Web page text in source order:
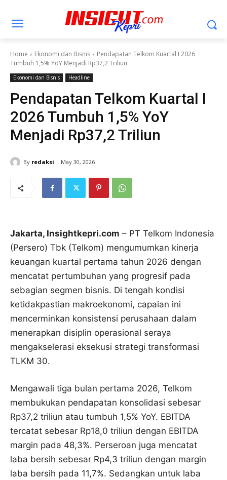
Home Ekonomi dan Bisnis
Pendapatan Telkom Kuartal I 2026
Tumbuh 1,5% YoY Menjadi Rp37,2 Triliun
Ekonomi dan Bisnis Headline
Pendapatan Telkom Kuartal I
2026 Tumbuh 1,5% YoY
Menjadi Rp37,2 Triliun
By redaksi May 30, 2026
Jakarta, Insightkepri.com – PT Telkom Indonesia
(Persero) Tbk (Telkom) mengumumkan kinerja
keuangan kuartal pertama tahun 2026 dengan
mencatat pertumbuhan yang progresif pada
sebagian segmen bisnis. Di tengah kondisi
ketidakpastian makroekonomi, capaian ini
mencerminkan konsistensi perusahaan dalam
menerapkan disiplin operasional seraya
mengakselerasi eksekusi strategi transformasi
TLKM 30.
Mengawali tiga bulan pertama 2026, Telkom
membukukan pendapatan konsolidasi sebesar
Rp37,2 triliun atau tumbuh 1,5% YoY. EBITDA
tercatat sebesar Rp18,0 triliun dengan EBITDA
margin pada 48,3%. Perseroan juga mencatat
laba bersih sebesar Rp4,3 triliun dengan margin
laba bersih pada 11,7%. Sedangkan untuk laba